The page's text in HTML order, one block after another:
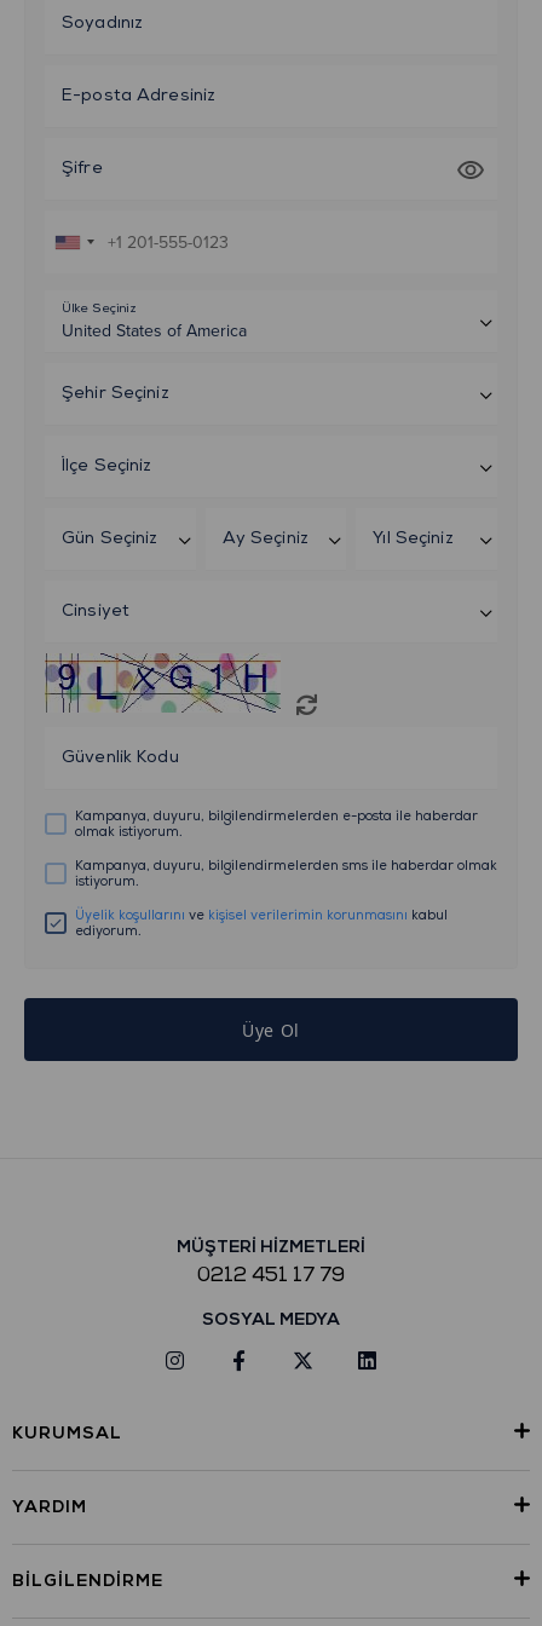
Soyadınız
E-posta Adresiniz
Şifre
Ülke Seçiniz
Şehir Seçiniz
İlçe Seçiniz
Gün Seçiniz Ay Seçiniz Yıl Seçiniz
Cinsiyet
Güvenlik Kodu
Kampanya, duyuru, bilgilendirmelerden e-posta ile haberdar
olmak istiyorum.
Kampanya, duyuru, bilgilendirmelerden sms ile haberdar olmak
istiyorum.
Üyelik koşullarını ve kişisel verilerimin korunmasını kabul
ediyorum.
Üye Ol
MÜŞTERİ HİZMETLERİ
0212 451 17 79
SOSYAL MEDYA
KURUMSAL
YARDIM
BILGILENDIRME